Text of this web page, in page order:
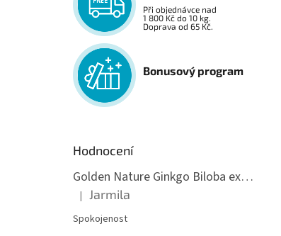
Při objednávce nad
1 800 Kč do 10 kg.
Doprava od 65 Kč.
Bonusový program
Hodnocení
Golden Nature Ginkgo Biloba extrakt 50:1 60mg, 100 kapslí
Hodnocení produktu je 5 z 5 hvězdiček.
| Jarmila
Spokojenost